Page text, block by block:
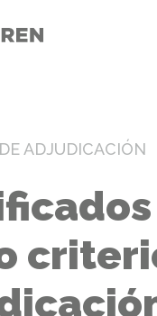
ADJUDICACIÓN